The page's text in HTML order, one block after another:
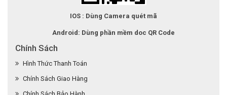
IOS : Dùng Camera quét mã
Android: Dùng phần mềm doc QR Code
Chính Sách
Hình Thức Thanh Toán
Chính Sách Giao Hàng